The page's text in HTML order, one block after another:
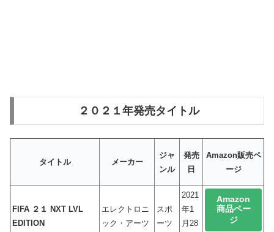
２０２１年発売タイトル
タイトル メーカー
ジャ
ンル
発売
日
Amazon販売ペ
ージ
FIFA ２１ NXT LVL
EDITION
エレクトロニ
ック・アーツ
スポ
ーツ
2021
年1
月28
Amazon
商品ペー
ジ